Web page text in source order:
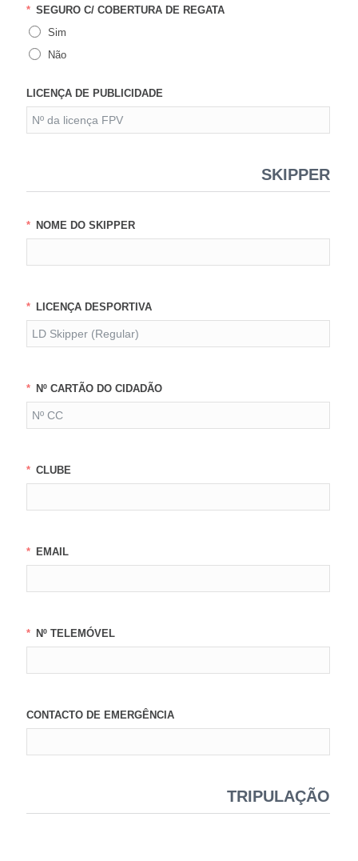
SEGURO C/ COBERTURA DE REGATA
Sim
Não
LICENÇA DE PUBLICIDADE
SKIPPER
NOME DO SKIPPER
LICENÇA DESPORTIVA
Nº CARTÃO DO CIDADÃO
CLUBE
EMAIL
Nº TELEMÓVEL
CONTACTO DE EMERGÊNCIA
TRIPULAÇÃO